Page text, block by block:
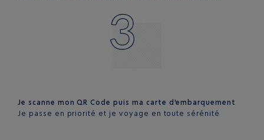
Je scanne mon QR Code puis ma carte d'embarquement
Je passe en priorité et je voyage en toute sérénité